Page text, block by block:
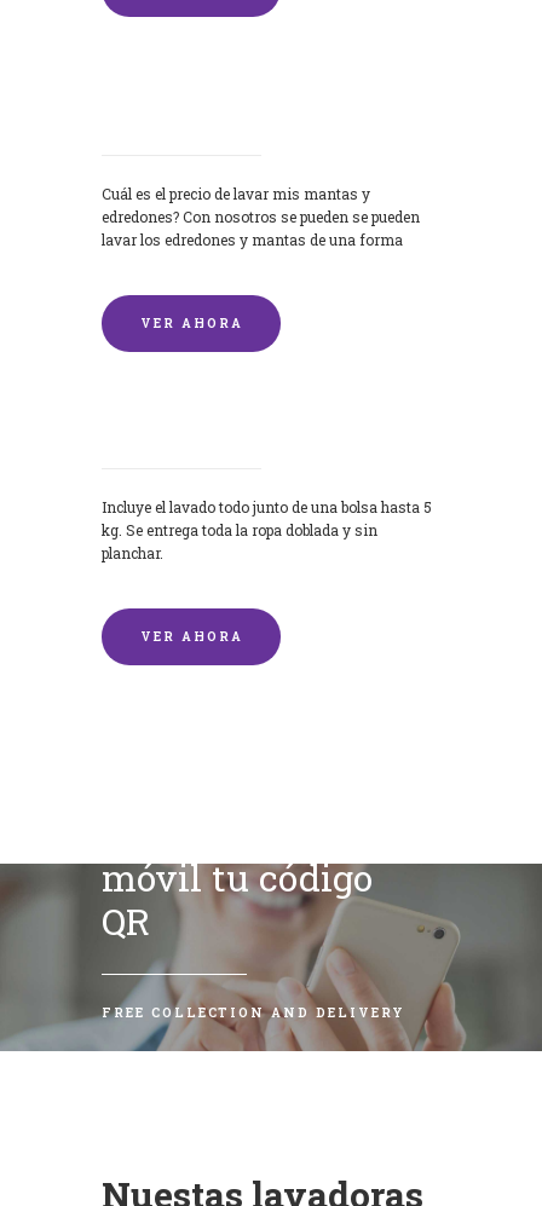
Cuál es el precio de lavar mis mantas y
edredones? Con nosotros se pueden se pueden
lavar los edredones y mantas de una forma
VER AHORA
Incluye el lavado todo junto de una bolsa hasta 5
kg. Se entrega toda la ropa doblada y sin
planchar.
VER AHORA
móvil tu código
QR
FREE COLLECTION AND DELIVERY
Nuestas lavadoras